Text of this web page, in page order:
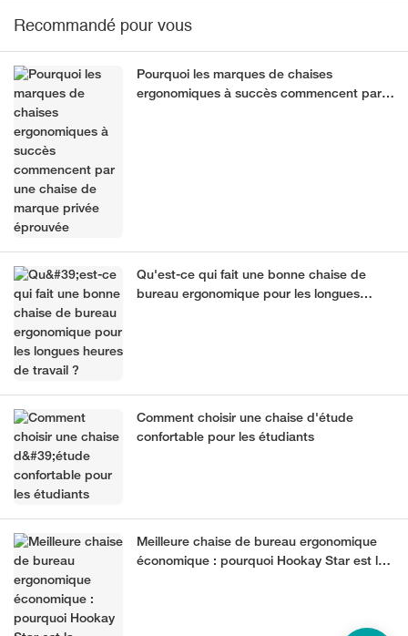
Recommandé pour vous
Pourquoi les marques de chaises
ergonomiques à succès commencent par
Qu'est-ce qui fait une bonne chaise de
bureau ergonomique pour les longues
Comment choisir une chaise d'étude
confortable pour les étudiants
Meilleure chaise de bureau ergonomique
économique : pourquoi Hookay Star est la